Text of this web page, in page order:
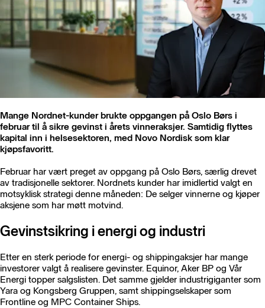
Mange Nordnet-kunder brukte oppgangen på Oslo Børs i
februar til å sikre gevinst i årets vinneraksjer. Samtidig flyttes
kapital inn i helsesektoren, med Novo Nordisk som klar
kjøpsfavoritt.
Februar har vært preget av oppgang på Oslo Børs, særlig drevet
av tradisjonelle sektorer. Nordnets kunder har imidlertid valgt en
motsyklisk strategi denne måneden: De selger vinnerne og kjøper
aksjene som har møtt motvind.
Gevinstsikring i energi og industri
Etter en sterk periode for energi- og shippingaksjer har mange
investorer valgt å realisere gevinster. Equinor, Aker BP og Vår
Energi topper salgslisten. Det samme gjelder industrigiganter som
Yara og Kongsberg Gruppen, samt shippingselskaper som
Frontline og MPC Container Ships.